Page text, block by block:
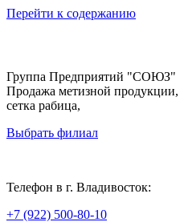
Перейти к содержанию
Группа Предприятий "СОЮЗ"
Продажа метизной продукции,
сетка рабица,
Выбрать филиал
Телефон в г. Владивосток:
+7 (922) 500-80-10